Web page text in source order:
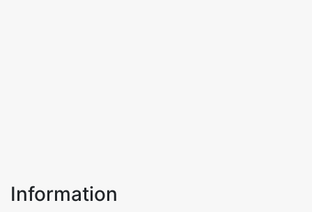
Information